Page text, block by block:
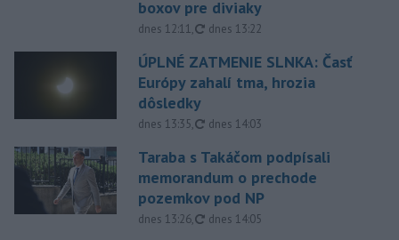
boxov pre diviaky
dnes 12:11, aktualizované
dnes 13:22
ÚPLNÉ ZATMENIE SLNKA: Časť
Európy zahalí tma, hrozia
dôsledky
dnes 13:35, aktualizované
dnes 14:03
Taraba s Takáčom podpísali
memorandum o prechode
pozemkov pod NP
dnes 13:26, aktualizované
dnes 14:05